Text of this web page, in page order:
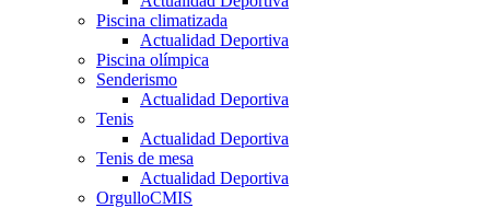
Piscina climatizada
Actualidad Deportiva
Piscina olímpica
Senderismo
Actualidad Deportiva
Tenis
Actualidad Deportiva
Tenis de mesa
Actualidad Deportiva
OrgulloCMIS